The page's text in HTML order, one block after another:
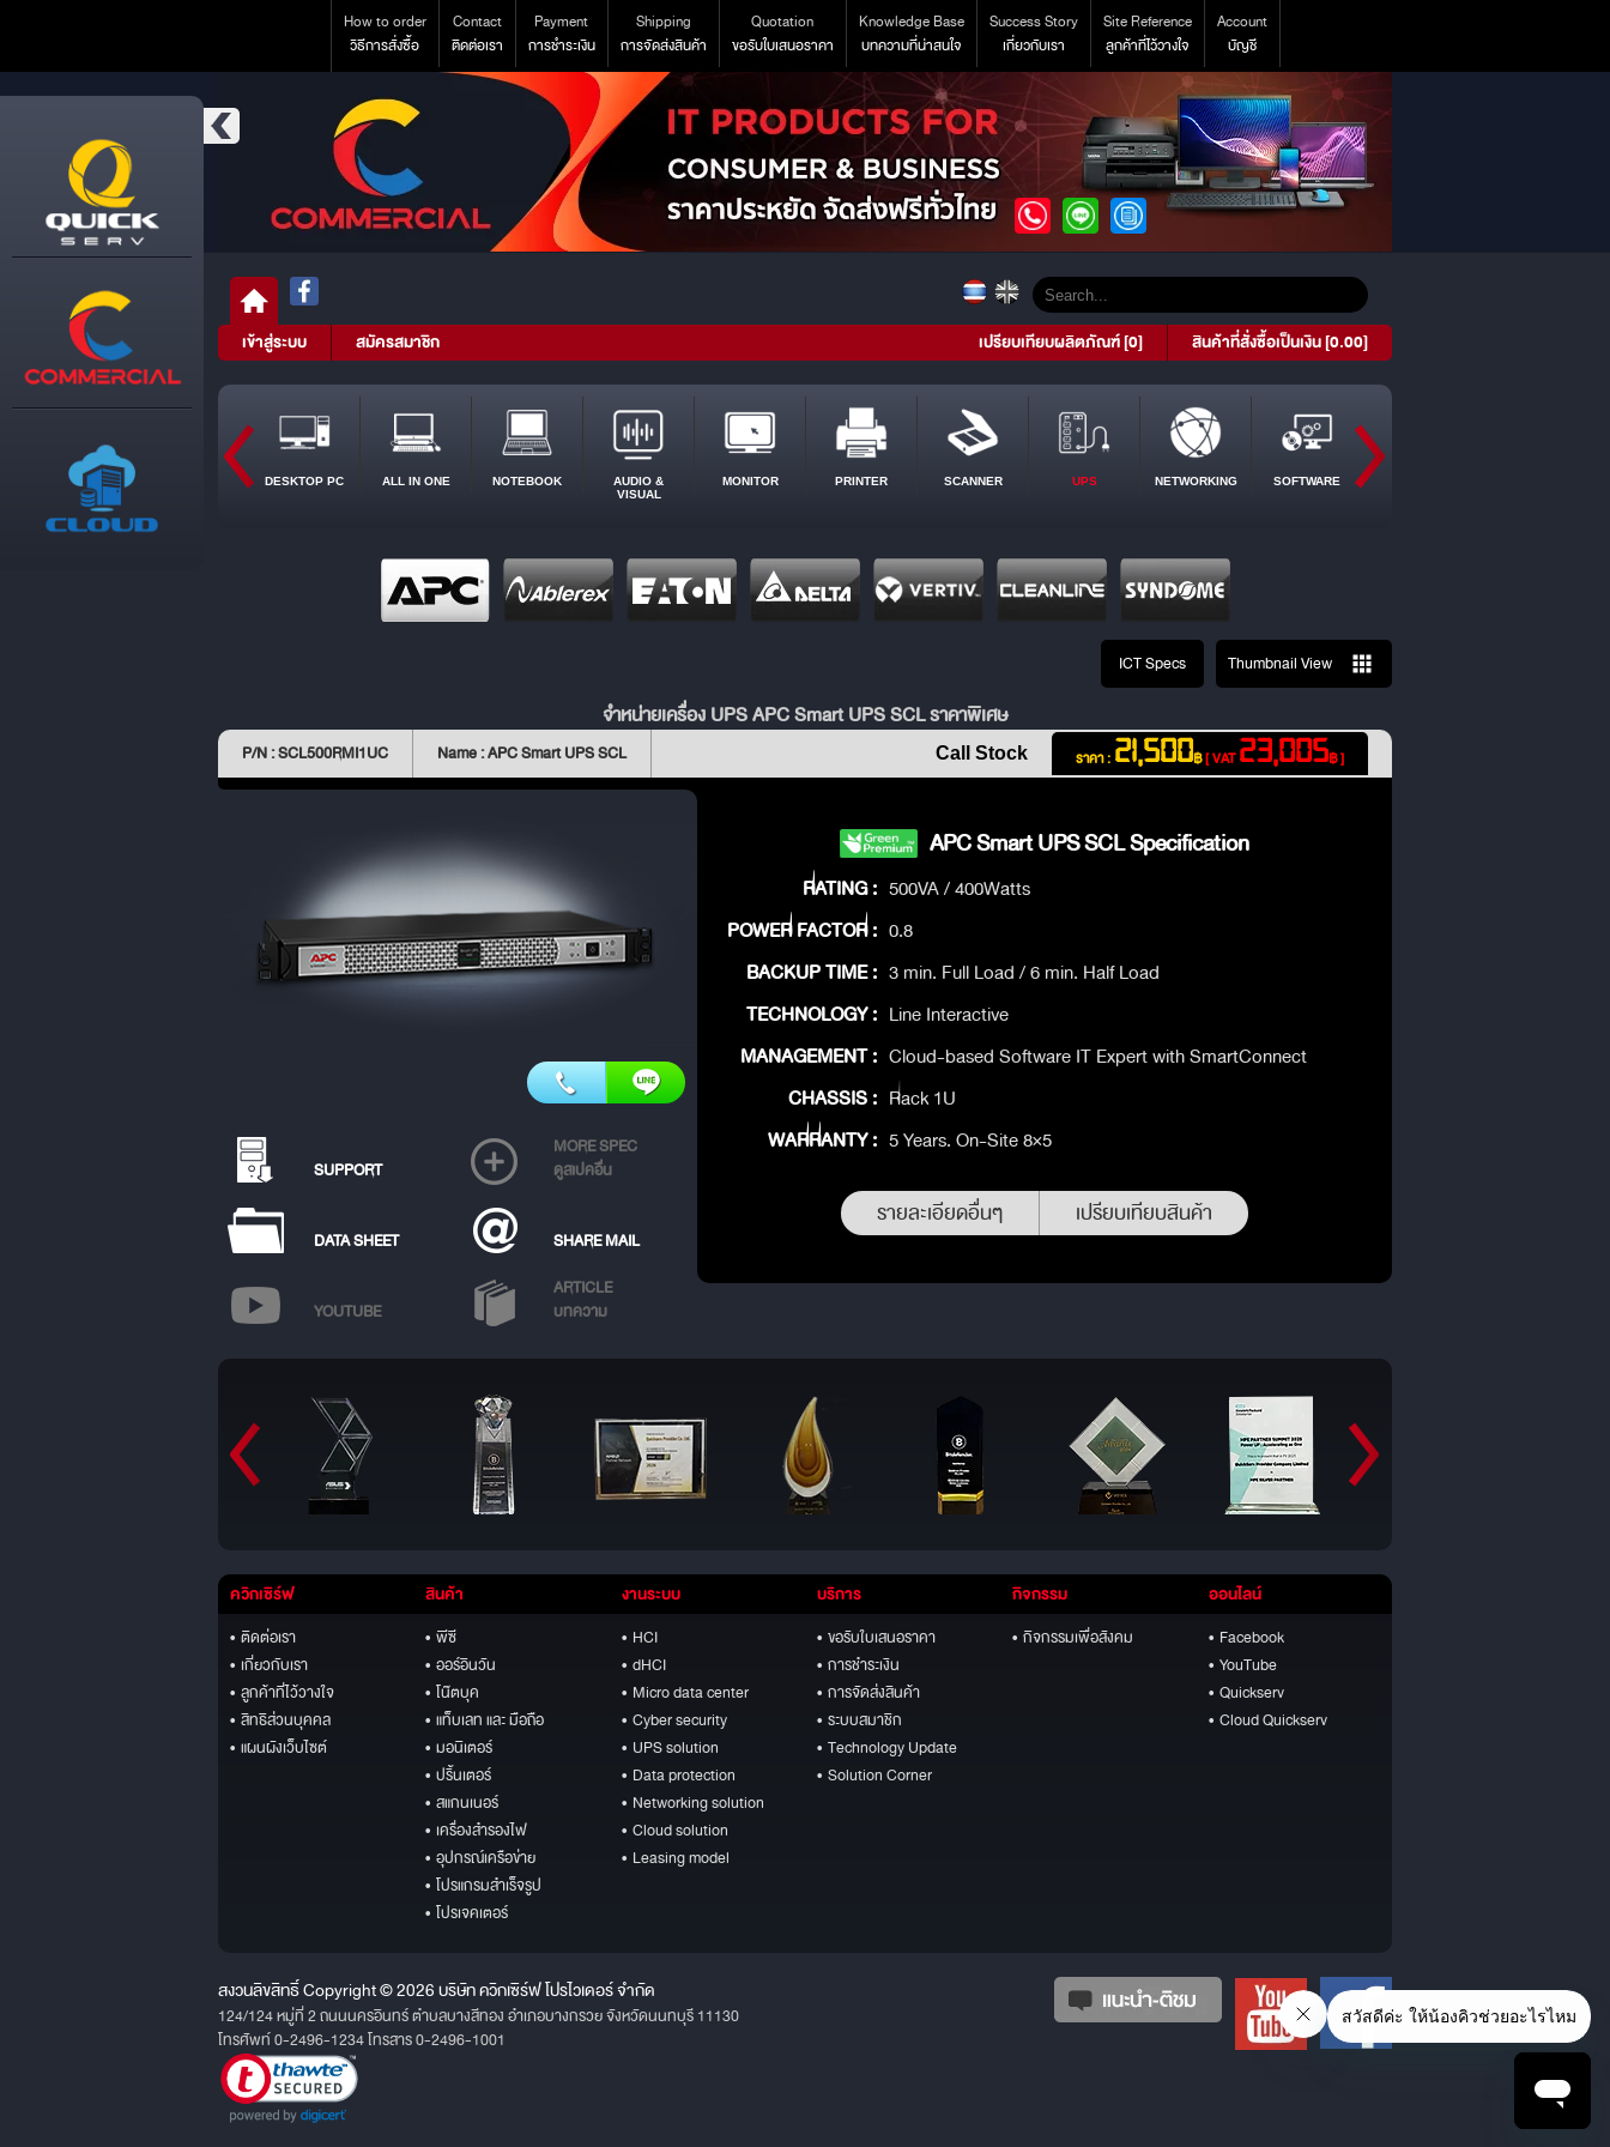
How to order
วิธีการสั่งซื้อ
Contact
ติดต่อเรา
Payment
การชำระเงิน
Shipping
การจัดส่งสินค้า
Quotation
ขอรับใบเสนอราคา
Knowledge Base
บทความที่น่าสนใจ
Success Story
เกี่ยวกับเรา
Site Reference
ลูกค้าที่ไว้วางใจ
Account
บัญชี
เข้าสู่ระบบ สมัครสมาชิก สินค้าที่สั่งซื้อเป็นเงิน [0.00]
เปรียบเทียบผลิตภัณฑ์ [0]
DESKTOP PC ALL IN ONE NOTEBOOK
AUDIO &
VISUAL
MONITOR PRINTER SCANNER UPS NETWORKING SOFTWARE
ICT Specs Thumbnail View
จำหน่ายเครื่อง UPS APC Smart UPS SCL ราคาพิเศษ
P/N : SCL500RMI1UC Name : APC Smart UPS SCL ราคา : 21,500฿[ VAT23,005฿ ]
Call Stock
SUPPORT
MORE SPEC
ดูสเปคอื่น
DATA SHEET SHARE MAIL
YOUTUBE
ARTICLE
บทความ
APC Smart UPS SCL Specification
RATING : 500VA / 400Watts
POWER FACTOR : 0.8
BACKUP TIME : 3 min. Full Load / 6 min. Half Load
TECHNOLOGY : Line Interactive
MANAGEMENT : Cloud-based Software IT Expert with SmartConnect
CHASSIS : Rack 1U
WARRANTY : 5 Years. On-Site 8×5
รายละเอียดอื่นๆ เปรียบเทียบสินค้า
ควิกเซิร์ฟ
• ติดต่อเรา
• เกี่ยวกับเรา
• ลูกค้าที่ไว้วางใจ
• สิทธิส่วนบุคคล
• แผนผังเว็บไซต์
สินค้า
• พีซี
• ออร์อินวัน
• โน๊ตบุค
• แท็บเลท และ มือถือ
• มอนิเตอร์
• ปริ้นเตอร์
• สแกนเนอร์
• เครื่องสำรองไฟ
• อุปกรณ์เครือข่าย
• โปรแกรมสำเร็จรูป
• โปรเจคเตอร์
งานระบบ
• HCI
• dHCI
• Micro data center
• Cyber security
• UPS solution
• Data protection
• Networking solution
• Cloud solution
• Leasing model
บริการ
• ขอรับใบเสนอราคา
• การชำระเงิน
• การจัดส่งสินค้า
• ระบบสมาชิก
• Technology Update
• Solution Corner
กิจกรรม
• กิจกรรมเพื่อสังคม
ออนไลน์
• Facebook
• YouTube
• Quickserv
• Cloud Quickserv
สงวนลิขสิทธิ์ Copyright © 2026 บริษัท ควิกเซิร์ฟ โปรไวเดอร์ จำกัด
124/124 หมู่ที่ 2 ถนนนครอินทร์ ตำบลบางสีทอง อำเภอบางกรวย จังหวัดนนทบุรี 11130
โทรศัพท์ 0-2496-1234 โทรสาร 0-2496-1001